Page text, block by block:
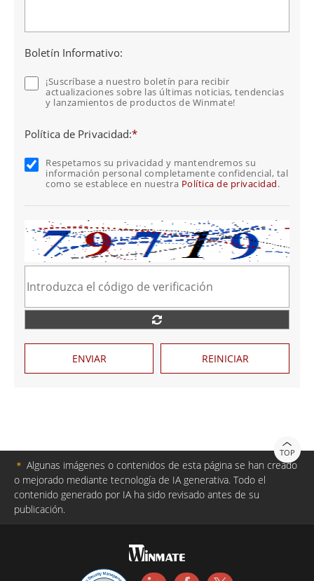
Boletín Informativo:
¡Suscríbase a nuestro boletín para recibir
actualizaciones sobre las últimas noticias, tendencias
y lanzamientos de productos de Winmate!
Política de Privacidad:*
Respetamos su privacidad y mantendremos su
información personal completamente confidencial, tal
como se establece en nuestra Política de privacidad.
ENVIAR REINICIAR
TOP
＊ Algunas imágenes o contenidos de esta página se han creado
o mejorado mediante tecnología de IA generativa. Todo el
contenido generado por IA ha sido revisado antes de su
publicación.